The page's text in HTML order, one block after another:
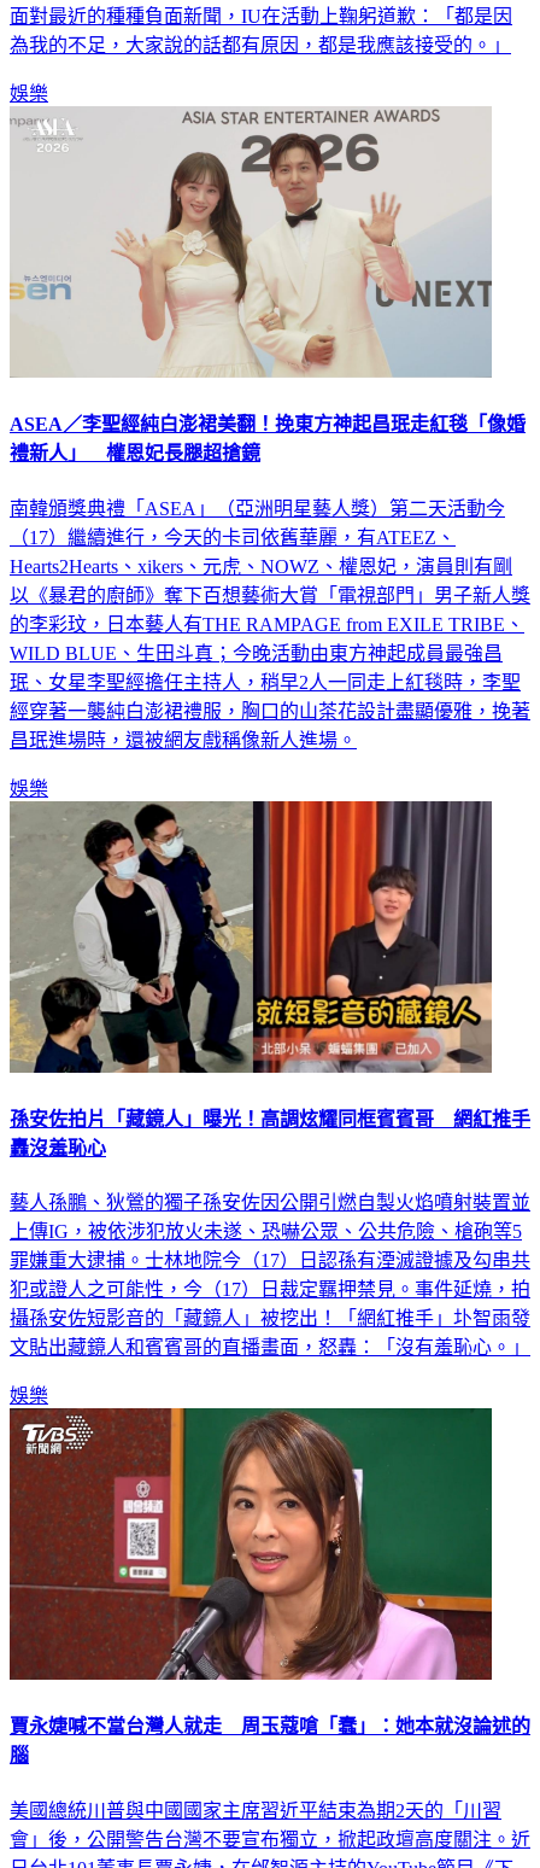
面對最近的種種負面新聞，IU在活動上鞠躬道歉：「都是因
為我的不足，大家說的話都有原因，都是我應該接受的。」
娛樂
ASEA／李聖經純白澎裙美翻！挽東方神起昌珉走紅毯「像婚
禮新人」 權恩妃長腿超搶鏡
南韓頒獎典禮「ASEA」（亞洲明星藝人獎）第二天活動今
（17）繼續進行，今天的卡司依舊華麗，有ATEEZ、
Hearts2Hearts、xikers、元虎、NOWZ、權恩妃，演員則有剛
以《暴君的廚師》奪下百想藝術大賞「電視部門」男子新人獎
的李彩玟，日本藝人有THE RAMPAGE from EXILE TRIBE、
WILD BLUE、生田斗真；今晚活動由東方神起成員最強昌
珉、女星李聖經擔任主持人，稍早2人一同走上紅毯時，李聖
經穿著一襲純白澎裙禮服，胸口的山茶花設計盡顯優雅，挽著
昌珉進場時，還被網友戲稱像新人進場。
娛樂
孫安佐拍片「藏鏡人」曝光！高調炫耀同框賓賓哥 網紅推手
轟沒羞恥心
藝人孫鵬、狄鶯的獨子孫安佐因公開引燃自製火焰噴射裝置並
上傳IG，被依涉犯放火未遂、恐嚇公眾、公共危險、槍砲等5
罪嫌重大逮捕。士林地院今（17）日認孫有湮滅證據及勾串共
犯或證人之可能性，今（17）日裁定羈押禁見。事件延燒，拍
攝孫安佐短影音的「藏鏡人」被挖出！「網紅推手」圤智雨發
文貼出藏鏡人和賓賓哥的直播畫面，怒轟：「沒有羞恥心。」
娛樂
賈永婕喊不當台灣人就走 周玉蔻嗆「蠢」：她本就沒論述的
腦
美國總統川普與中國國家主席習近平結束為期2天的「川習
會」後，公開警告台灣不要宣布獨立，掀起政壇高度關注。近